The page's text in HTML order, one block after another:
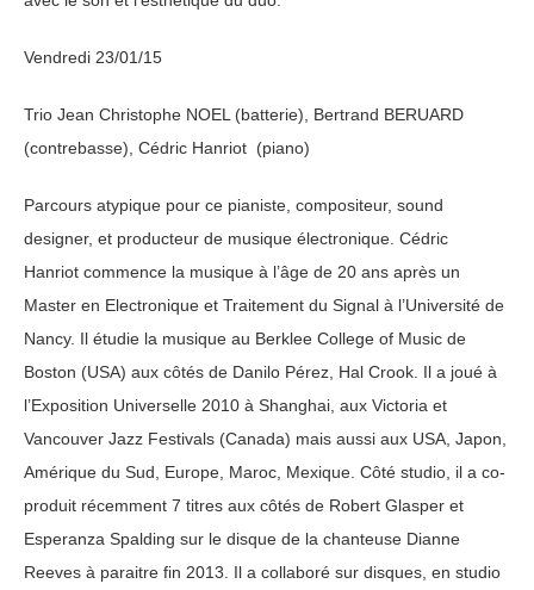
Vendredi 23/01/15
Trio Jean Christophe NOEL (batterie), Bertrand BERUARD
(contrebasse), Cédric Hanriot (piano)
Parcours atypique pour ce pianiste, compositeur, sound
designer, et producteur de musique électronique. Cédric
Hanriot commence la musique à l’âge de 20 ans après un
Master en Electronique et Traitement du Signal à l’Université de
Nancy. Il étudie la musique au Berklee College of Music de
Boston (USA) aux côtés de Danilo Pérez, Hal Crook. Il a joué à
l’Exposition Universelle 2010 à Shanghai, aux Victoria et
Vancouver Jazz Festivals (Canada) mais aussi aux USA, Japon,
Amérique du Sud, Europe, Maroc, Mexique. Côté studio, il a co-
produit récemment 7 titres aux côtés de Robert Glasper et
Esperanza Spalding sur le disque de la chanteuse Dianne
Reeves à paraitre fin 2013. Il a collaboré sur disques, en studio